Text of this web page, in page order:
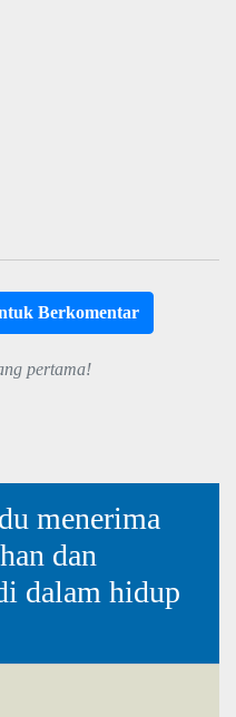
Berkomentar
pertama!
menerima
dan
dalam hidup